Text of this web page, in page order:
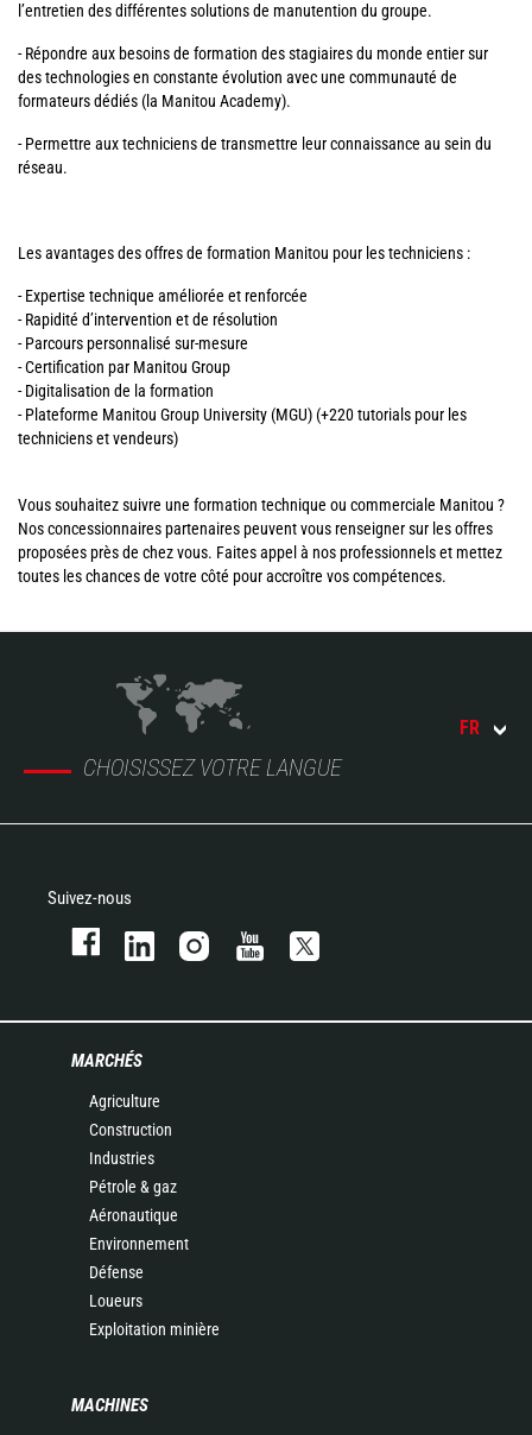
l’entretien des différentes solutions de manutention du groupe.
- Répondre aux besoins de formation des stagiaires du monde entier sur
des technologies en constante évolution avec une communauté de
formateurs dédiés (la Manitou Academy).
- Permettre aux techniciens de transmettre leur connaissance au sein du
réseau.
Les avantages des offres de formation Manitou pour les techniciens :
- Expertise technique améliorée et renforcée
- Rapidité d’intervention et de résolution
- Parcours personnalisé sur-mesure
- Certification par Manitou Group
- Digitalisation de la formation
- Plateforme Manitou Group University (MGU) (+220 tutorials pour les
techniciens et vendeurs)
Vous souhaitez suivre une formation technique ou commerciale Manitou ?
Nos concessionnaires partenaires peuvent vous renseigner sur les offres
proposées près de chez vous. Faites appel à nos professionnels et mettez
toutes les chances de votre côté pour accroître vos compétences.
CHOISISSEZ VOTRE LANGUE
FR
Suivez-nous
MARCHÉS
Agriculture
Construction
Industries
Pétrole & gaz
Aéronautique
Environnement
Défense
Loueurs
Exploitation minière
MACHINES